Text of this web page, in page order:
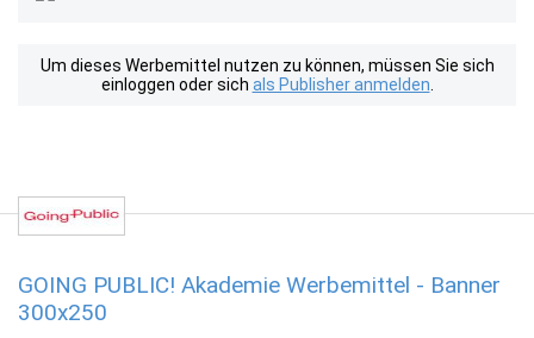
Um dieses Werbemittel nutzen zu können, müssen Sie sich
einloggen oder sich als Publisher anmelden
GOING PUBLIC! Akademie Werbemittel - Banner
300x250